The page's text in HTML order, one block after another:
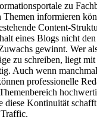
zu
Themen informieren
Content-
eines Blogs nicht
gewinnt. Wer
zu schreiben, liegt
Auch wenn
professionelle
diese Kontinuität